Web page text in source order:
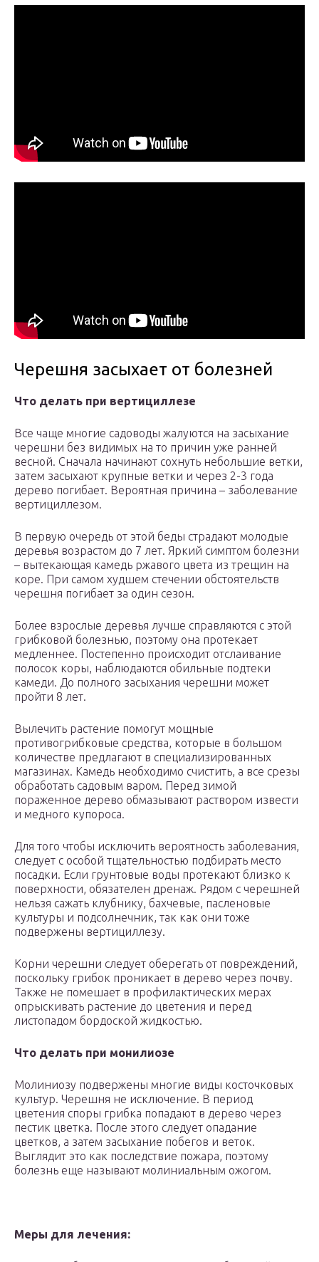
Черешня засыхает от болезней
Что делать при вертициллезе
Все чаще многие садоводы жалуются на засыхание
черешни без видимых на то причин уже ранней
весной. Сначала начинают сохнуть небольшие ветки,
затем засыхают крупные ветки и через 2-3 года
дерево погибает. Вероятная причина – заболевание
вертициллезом.
В первую очередь от этой беды страдают молодые
деревья возрастом до 7 лет. Яркий симптом болезни
– вытекающая камедь ржавого цвета из трещин на
коре. При самом худшем стечении обстоятельств
черешня погибает за один сезон.
Более взрослые деревья лучше справляются с этой
грибковой болезнью, поэтому она протекает
медленнее. Постепенно происходит отслаивание
полосок коры, наблюдаются обильные подтеки
камеди. До полного засыхания черешни может
пройти 8 лет.
Вылечить растение помогут мощные
противогрибковые средства, которые в большом
количестве предлагают в специализированных
магазинах. Камедь необходимо счистить, а все срезы
обработать садовым варом. Перед зимой
пораженное дерево обмазывают раствором извести
и медного купороса.
Для того чтобы исключить вероятность заболевания,
следует с особой тщательностью подбирать место
посадки. Если грунтовые воды протекают близко к
поверхности, обязателен дренаж. Рядом с черешней
нельзя сажать клубнику, бахчевые, пасленовые
культуры и подсолнечник, так как они тоже
подвержены вертициллезу.
Корни черешни следует оберегать от повреждений,
поскольку грибок проникает в дерево через почву.
Также не помешает в профилактических мерах
опрыскивать растение до цветения и перед
листопадом бордоской жидкостью.
Что делать при монилиозе
Молиниозу подвержены многие виды косточковых
культур. Черешня не исключение. В период
цветения споры грибка попадают в дерево через
пестик цветка. После этого следует опадание
цветков, а затем засыхание побегов и веток.
Выглядит это как последствие пожара, поэтому
болезнь еще называют молиниальным ожогом.
Меры для лечения: